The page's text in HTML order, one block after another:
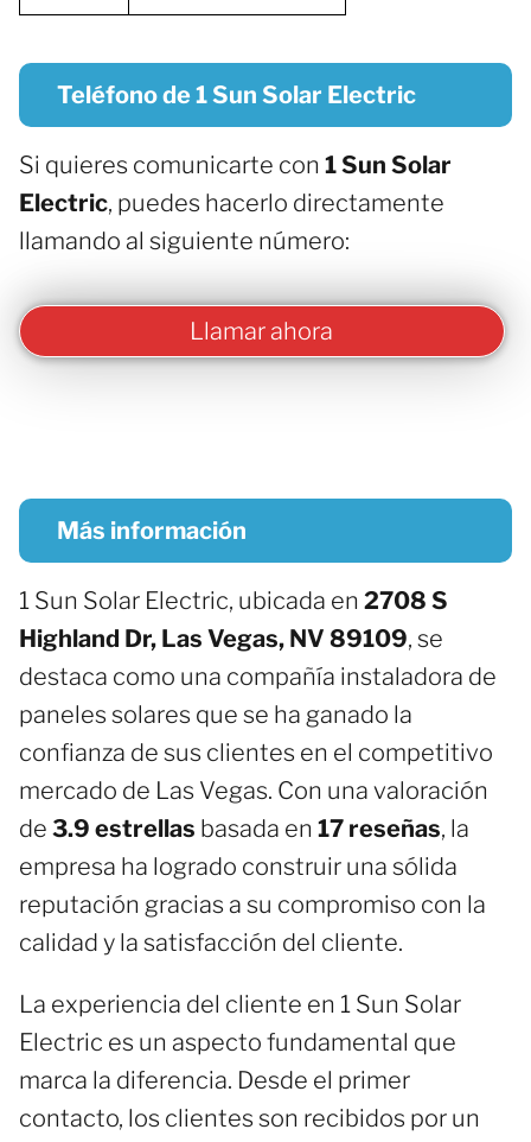
Teléfono de 1 Sun Solar Electric
Si quieres comunicarte con 1 Sun Solar
Electric, puedes hacerlo directamente
llamando al siguiente número:
Llamar ahora
Más información
1 Sun Solar Electric, ubicada en 2708 S
Highland Dr, Las Vegas, NV 89109, se
destaca como una compañía instaladora de
paneles solares que se ha ganado la
confianza de sus clientes en el competitivo
mercado de Las Vegas. Con una valoración
de 3.9 estrellas basada en 17 reseñas, la
empresa ha logrado construir una sólida
reputación gracias a su compromiso con la
calidad y la satisfacción del cliente.
La experiencia del cliente en 1 Sun Solar
Electric es un aspecto fundamental que
marca la diferencia. Desde el primer
contacto, los clientes son recibidos por un